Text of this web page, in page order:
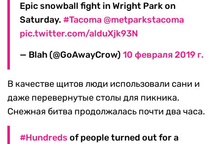
Epic snowball fight in Wright Park on
Saturday. #Tacoma @metparkstacoma
pic.twitter.com/alduXjk93N
— Blah (@GoAwayCrow) 10 февраля 2019 г.
В качестве щитов люди использовали сани и
даже перевернутые столы для пикника.
Снежная битва продолжалась почти два часа.
#Hundreds of people turned out for a